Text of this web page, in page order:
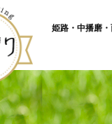
姫路・中播磨